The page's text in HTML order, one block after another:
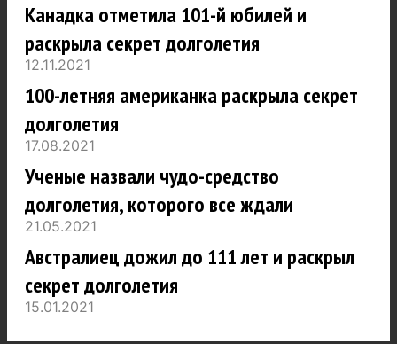
Канадка отметила 101-й юбилей и
раскрыла секрет долголетия
12.11.2021
100-летняя американка раскрыла секрет
долголетия
17.08.2021
Ученые назвали чудо-средство
долголетия, которого все ждали
21.05.2021
Австралиец дожил до 111 лет и раскрыл
секрет долголетия
15.01.2021